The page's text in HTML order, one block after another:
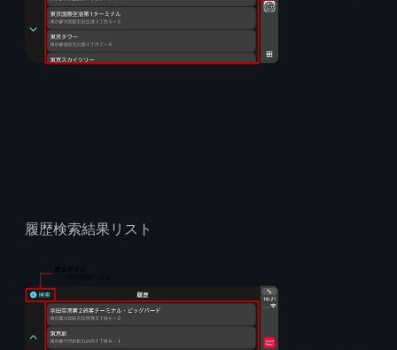
履歴検索結果リスト